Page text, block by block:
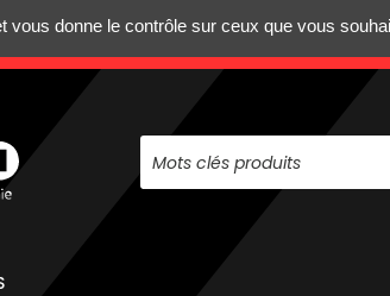
PAS À NOUS CONTACTER AU
vous donne le contrôle sur ceux que vous